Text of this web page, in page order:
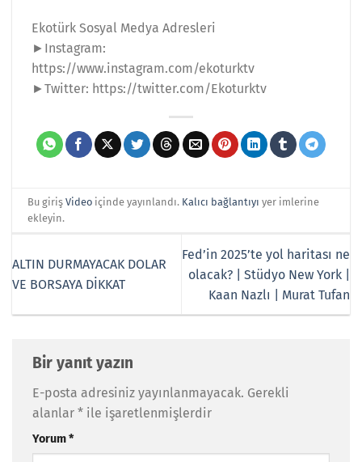
Ekotürk Sosyal Medya Adresleri
►Instagram:
https://www.instagram.com/ekoturktv
►Twitter: https://twitter.com/Ekoturktv
Bu girişVideo içinde yayınlandı. Kalıcı bağlantıyı yer imlerine
ekleyin.
ALTIN DURMAYACAK DOLAR
VE BORSAYA DİKKAT
Fed’in 2025’te yol haritası ne
olacak? | Stüdyo New York |
Kaan Nazlı | Murat Tufan
Bir yanıt yazın
E-posta adresiniz yayınlanmayacak. Gerekli
alanlar * ile işaretlenmişlerdir
Yorum*